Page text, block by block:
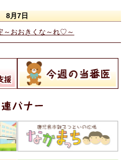
8月7日
～おおきくな～れ♡～